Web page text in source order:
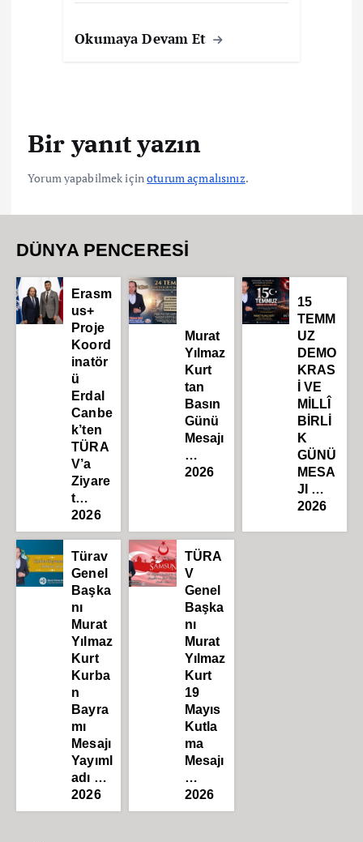
Okumaya Devam Et
Bir yanıt yazın
Yorum yapabilmek içinoturum açmalısınız.
DÜNYA PENCERESİ
Erasm
us+
Proje
Koord
inatör
ü
Erdal
Canbe
k’ten
TÜRA
V’a
Ziyare
t…
2026
Murat
Yılmaz
Kurt
tan
Basın
Günü
Mesajı
…
2026
15
TEMM
UZ
DEMO
KRAS
İ VE
MİLLÎ
BİRLİ
K
GÜNÜ
MESA
JI …
2026
Türav
Genel
Başka
nı
Murat
Yılmaz
Kurt
Kurba
n
Bayra
mı
Mesajı
Yayıml
adı …
2026
TÜRA
V
Genel
Başka
nı
Murat
Yılmaz
Kurt
19
Mayıs
Kutla
ma
Mesajı
…
2026